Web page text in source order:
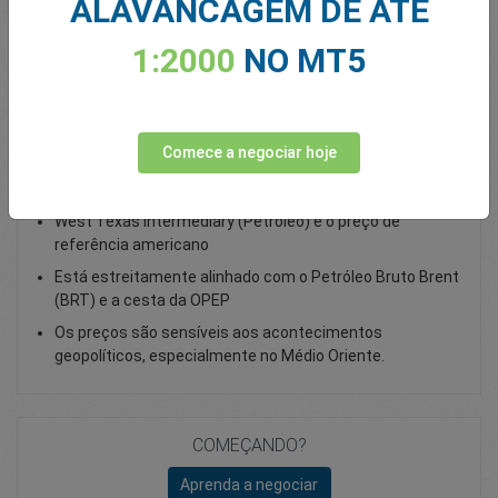
West Texas Intermediary (Petróleo) é o preço de
referência americano
Está estreitamente alinhado com o Petróleo Bruto Brent
(BRT) e a cesta da OPEP
Os preços são sensíveis aos acontecimentos
geopolíticos, especialmente no Médio Oriente.
COMEÇANDO?
Aprenda a negociar
ALAVANCAGEM DE ATÉ
1:2000 NO MT5
Comece a negociar hoje